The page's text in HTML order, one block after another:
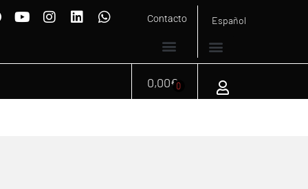
Contacto Español
0,00€0